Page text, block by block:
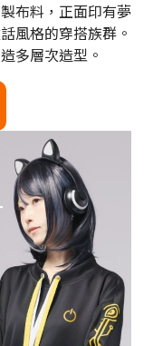
布料，正面印有夢
風格的穿搭族群。
多層次造型。